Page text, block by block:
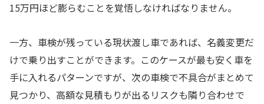
15万円ほど膨らむことを覚悟しなければなりません。
一方、車検が残っている現状渡し車であれば、名義変更だ
けで乗り出すことができます。このケースが最も安く車を
手に入れるパターンですが、次の車検で不具合がまとめて
見つかり、高額な見積もりが出るリスクも隣り合わせで